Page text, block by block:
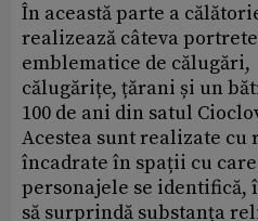
În această parte a
realizează câteva portrete
emblematice de călugări,
călugărițe, țărani și un
100 de ani din satul
Acestea sunt realizate cu
încadrate în spații cu care
personajele se identifică,
să surprindă substanța